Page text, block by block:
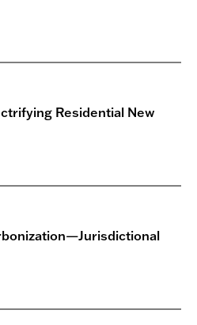
sur la conception de
écologiques et l’analyse
et en psychologie de
de Waterloo, en droit,
spécialisations en droit de
et en droit des
Saint Mary’s.
Residential New